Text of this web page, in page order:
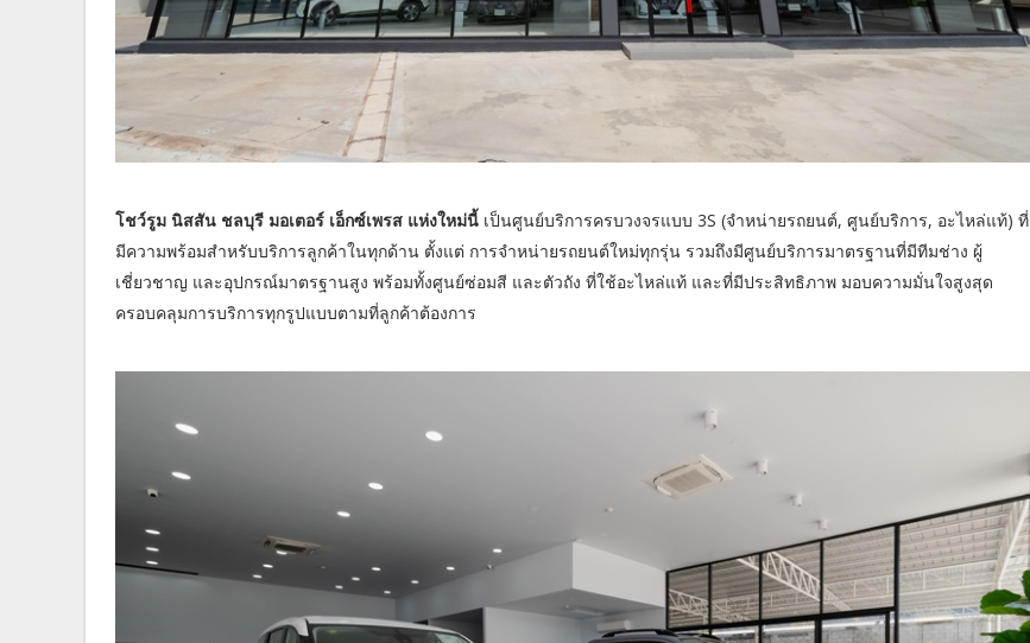
โชว์รูม นิสสัน ชลบุรี มอเตอร์ เอ็กซ์เพรส แห่งใหม่นี้ เป็นศูนย์บริการครบวงจรแบบ 3S (จำหน่ายรถยนต์, ศูนย์บริการ, อะไหล่แท้) ที่
มีความพร้อมสำหรับบริการลูกค้าในทุกด้าน ตั้งแต่ การจำหน่ายรถยนต์ใหม่ทุกรุ่น รวมถึงมีศูนย์บริการมาตรฐานที่มีทีมช่าง ผู้
เชี่ยวชาญ และอุปกรณ์มาตรฐานสูง พร้อมทั้งศูนย์ซ่อมสี และตัวถัง ที่ใช้อะไหล่แท้ และที่มีประสิทธิภาพ มอบความมั่นใจสูงสุด
ครอบคลุมการบริการทุกรูปแบบตามที่ลูกค้าต้องการ